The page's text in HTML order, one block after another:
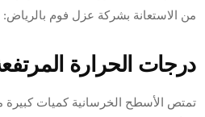
من الاستعانة بشركة عزل فوم بالرياض:
درجات الحرارة
تمتص الأسطح الخرسانية كميات كبيرة